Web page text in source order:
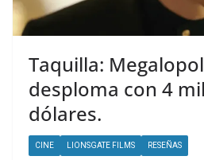
Taquilla:
desploma con 4
dólares.
CINE LIONSGATE FILMS RESEÑAS